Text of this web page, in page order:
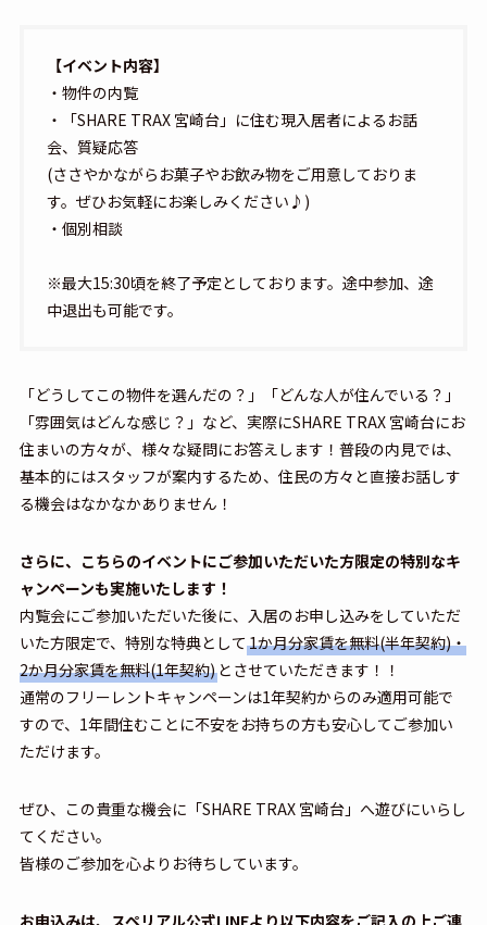
【イベント内容】
・物件の内覧
・「SHARE TRAX 宮崎台」に住む現入居者によるお話
会、質疑応答
(ささやかながらお菓子やお飲み物をご用意しておりま
す。ぜひお気軽にお楽しみください♪)
・個別相談
※最大15:30頃を終了予定としております。途中参加、途
中退出も可能です。
「どうしてこの物件を選んだの？」「どんな人が住んでいる？」
「雰囲気はどんな感じ？」など、実際にSHARE TRAX 宮崎台にお
住まいの方々が、様々な疑問にお答えします！普段の内見では、
基本的にはスタッフが案内するため、住民の方々と直接お話しす
る機会はなかなかありません！
さらに、こちらのイベントにご参加いただいた方限定の特別なキ
ャンペーンも実施いたします！
内覧会にご参加いただいた後に、入居のお申し込みをしていただ
いた方限定で、特別な特典として1か月分家賃を無料(半年契約)・
2か月分家賃を無料(1年契約)とさせていただきます！！
通常のフリーレントキャンペーンは1年契約からのみ適用可能で
すので、1年間住むことに不安をお持ちの方も安心してご参加い
ただけます。
ぜひ、この貴重な機会に「SHARE TRAX 宮崎台」へ遊びにいらし
てください。
皆様のご参加を心よりお待ちしています。
お申込みは、スペリアル公式LINEより以下内容をご記入の上ご連